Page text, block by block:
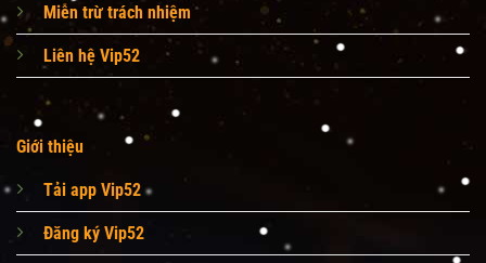
Miễn trừ trách nhiệm
Liên hệ Vip52
Giới thiệu
Tải app Vip52
Đăng ký Vip52